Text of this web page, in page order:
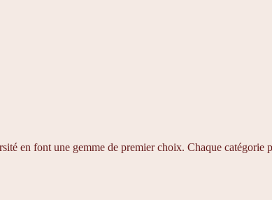
en font une gemme de premier choix. Chaque catégorie